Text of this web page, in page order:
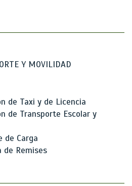
Y MOVILIDAD
de Taxi y de Licencia
de Transporte Escolar y
de Carga
de Remises